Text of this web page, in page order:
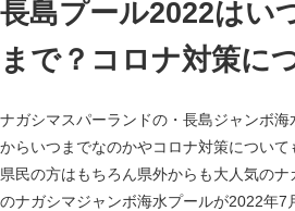
長島プール2022はい
まで？コロナ対策に
ナガシマスパーランドの・長島ジャンボ
からいつまでなのかやコロナ対策につい
県民の方はもちろん県外からも大人気のナ
のナガシマジャンボ海水プールが2022年7